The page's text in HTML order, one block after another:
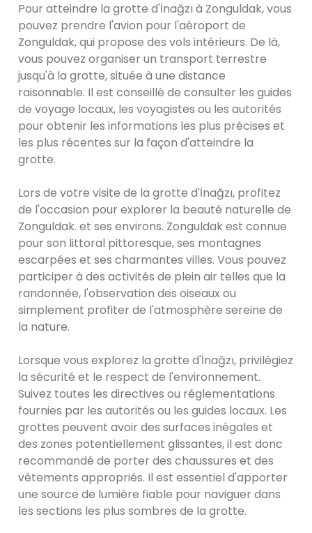
Pour atteindre la grotte d'İnağzı à Zonguldak, vous
pouvez prendre l'avion pour l'aéroport de
Zonguldak, qui propose des vols intérieurs. De là,
vous pouvez organiser un transport terrestre
jusqu'à la grotte, située à une distance
raisonnable. Il est conseillé de consulter les guides
de voyage locaux, les voyagistes ou les autorités
pour obtenir les informations les plus précises et
les plus récentes sur la façon d'atteindre la
grotte.
Lors de votre visite de la grotte d'İnağzı, profitez
de l'occasion pour explorer la beauté naturelle de
Zonguldak. et ses environs. Zonguldak est connue
pour son littoral pittoresque, ses montagnes
escarpées et ses charmantes villes. Vous pouvez
participer à des activités de plein air telles que la
randonnée, l'observation des oiseaux ou
simplement profiter de l'atmosphère sereine de
la nature.
Lorsque vous explorez la grotte d'İnağzı, privilégiez
la sécurité et le respect de l'environnement.
Suivez toutes les directives ou réglementations
fournies par les autorités ou les guides locaux. Les
grottes peuvent avoir des surfaces inégales et
des zones potentiellement glissantes, il est donc
recommandé de porter des chaussures et des
vêtements appropriés. Il est essentiel d'apporter
une source de lumière fiable pour naviguer dans
les sections les plus sombres de la grotte.